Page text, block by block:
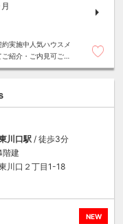
実施中人気ハウスメ
紹介・ご内見可ご予
川口駅 / 徒歩3分
階建
川口２丁目1-18
NEW